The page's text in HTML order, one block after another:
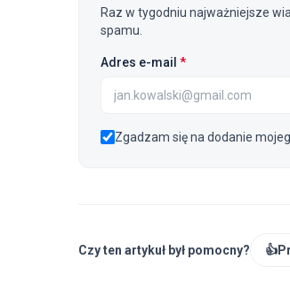
Raz w tygodniu najważniejsze
spamu.
Adres e-mail *(wymagane)
Zgadzam się na dodanie
Czy ten artykuł był pomocny? 👍